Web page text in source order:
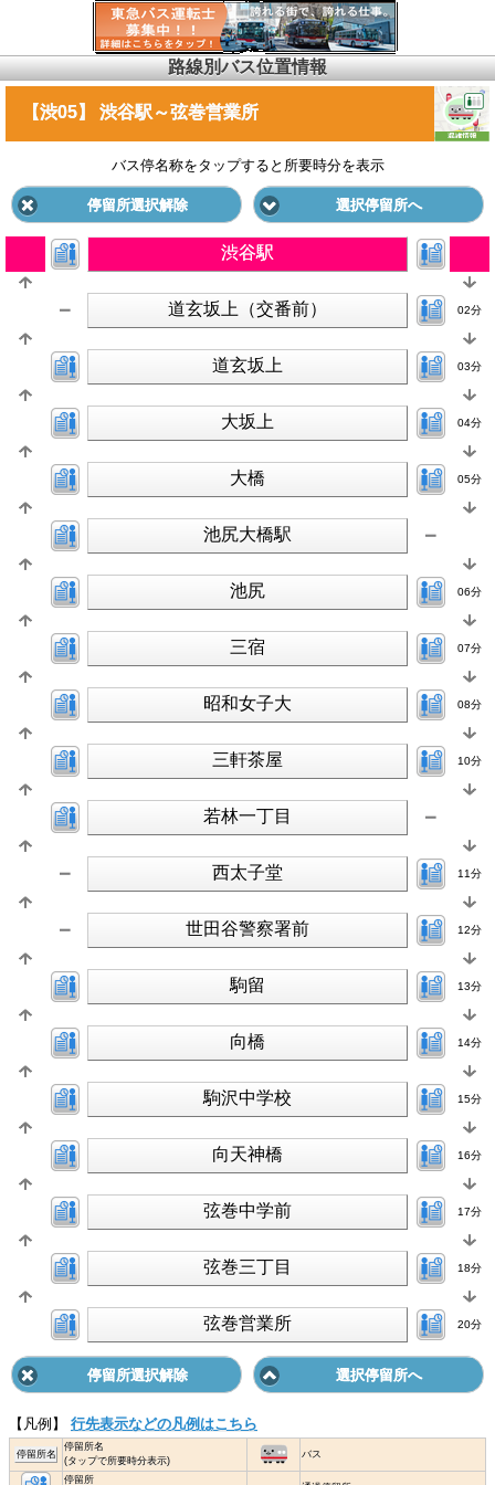
路線別バス位置情報
【渋05】 渋谷駅～弦巻営業所
バス停名称をタップすると所要時分を表示
停留所選択解除 選択停留所へ
渋谷駅
道玄坂上（交番前） 02分
道玄坂上 03分
大坂上 04分
大橋 05分
池尻大橋駅
池尻 06分
三宿 07分
昭和女子大 08分
三軒茶屋 10分
若林一丁目
西太子堂 11分
世田谷警察署前 12分
駒留 13分
向橋 14分
駒沢中学校 15分
向天神橋 16分
弦巻中学前 17分
弦巻三丁目 18分
弦巻営業所 20分
停留所選択解除 選択停留所へ
【凡例】 行先表示などの凡例はこちら
停留所名
停留所名
(タップで所要時分表示)
バス
停留所